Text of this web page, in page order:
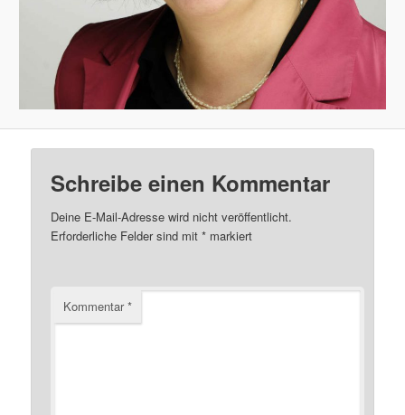
Schreibe einen Kommentar
Deine E-Mail-Adresse wird nicht veröffentlicht.
Erforderliche Felder sind mit* markiert
Kommentar*